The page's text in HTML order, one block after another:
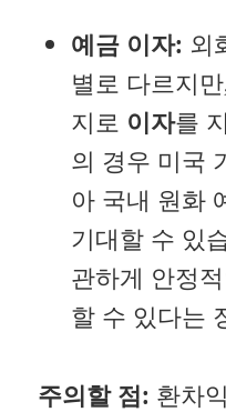
예금 이자: 외
별로 다르지
지로 이자를
의 경우 미국
아 국내 원화
기대할 수 있
관하게 안정
할 수 있다는
주의할 점: 환차